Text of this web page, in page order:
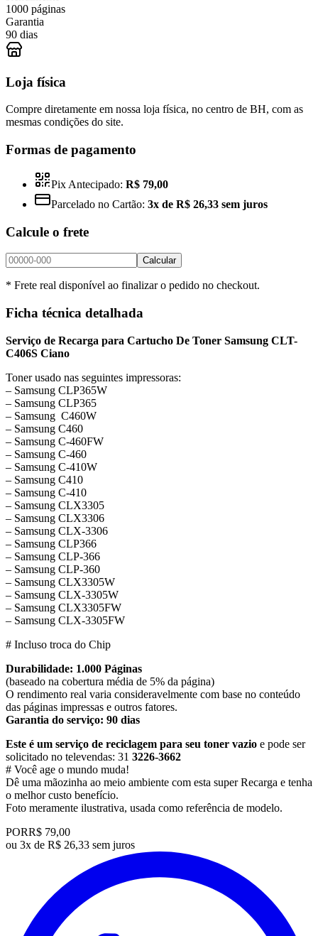
1000 páginas
Garantia
90 dias
Loja física
Compre diretamente em nossa loja física, no centro de BH, com as
mesmas condições do site.
Formas de pagamento
Pix Antecipado: R$ 79,00
Parcelado no Cartão: 3x de R$ 26,33 sem juros
Calcule o frete
Calcular
* Frete real disponível ao finalizar o pedido no checkout.
Ficha técnica detalhada
Serviço de Recarga para Cartucho De Toner Samsung CLT-
C406S Ciano
Toner usado nas seguintes impressoras:
– Samsung CLP365W
– Samsung CLP365
– Samsung C460W
– Samsung C460
– Samsung C-460FW
– Samsung C-460
– Samsung C-410W
– Samsung C410
– Samsung C-410
– Samsung CLX3305
– Samsung CLX3306
– Samsung CLX-3306
– Samsung CLP366
– Samsung CLP-366
– Samsung CLP-360
– Samsung CLX3305W
– Samsung CLX-3305W
– Samsung CLX3305FW
– Samsung CLX-3305FW
# Incluso troca do Chip
Durabilidade: 1.000 Páginas
(baseado na cobertura média de 5% da página)
O rendimento real varia consideravelmente com base no conteúdo
das páginas impressas e outros fatores.
Garantia do serviço: 90 dias
Este é um serviço de reciclagem para seu toner vazio e pode ser
solicitado no televendas: 31 3226-3662
# Você age o mundo muda!
Dê uma mãozinha ao meio ambiente com esta super Recarga e tenha
o melhor custo benefício.
​Foto meramente ilustrativa, usada como referência de modelo.
PORR$ 79,00
ou 3x de R$ 26,33 sem juros